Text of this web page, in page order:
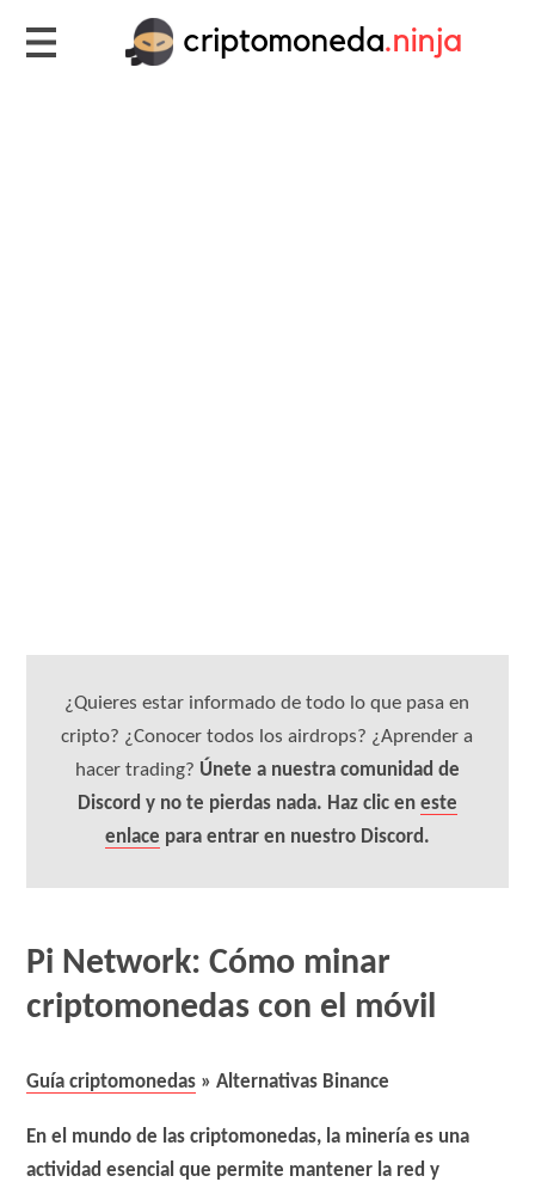
¿Quieres estar informado de todo lo que pasa en
cripto? ¿Conocer todos los airdrops? ¿Aprender a
hacer trading? Únete a nuestra comunidad de
Discord y no te pierdas nada. Haz clic en este
enlace para entrar en nuestro Discord.
Pi Network: Cómo minar
criptomonedas con el móvil
Guía criptomonedas » Alternativas Binance
En el mundo de las criptomonedas, la minería es una
actividad esencial que permite mantener la red y